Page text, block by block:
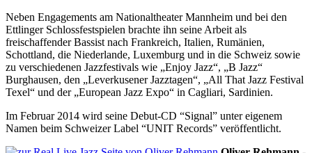
Neben Engagements am Nationaltheater Mannheim und bei den
Ettlinger Schlossfestspielen brachte ihn seine Arbeit als
freischaffender Bassist nach Frankreich, Italien, Rumänien,
Schottland, die Niederlande, Luxemburg und in die Schweiz sowie
zu verschiedenen Jazzfestivals wie „Enjoy Jazz“, „B Jazz“
Burghausen, den „Leverkusener Jazztagen“, „All That Jazz Festival
Texel“ und der „European Jazz Expo“ in Cagliari, Sardinien.
Im Februar 2014 wird seine Debut-CD “Signal” unter eigenem
Namen beim Schweizer Label “UNIT Records” veröffentlicht.